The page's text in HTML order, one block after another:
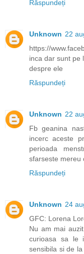
Răspundeți
Unknown 22
https://
inca dar sunt pe
despre ele
Răspundeți
Unknown 22
Fb geanina
incerc aceste
perioada
sfarseste mereu
Răspundeți
Unknown 24
GFC: Lorena
Nu am mai
curioasa sa le
sensibila si de